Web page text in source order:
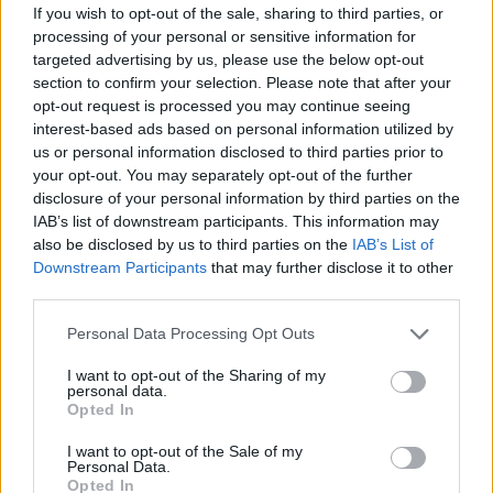
If you wish to opt-out of the sale, sharing to third parties, or
processing of your personal or sensitive information for
targeted advertising by us, please use the below opt-out
section to confirm your selection. Please note that after your
opt-out request is processed you may continue seeing
interest-based ads based on personal information utilized by
us or personal information disclosed to third parties prior to
your opt-out. You may separately opt-out of the further
disclosure of your personal information by third parties on the
IAB’s list of downstream participants. This information may
also be disclosed by us to third parties on the IAB’s List of
Downstream Participants that may further disclose it to other
Personal Data Processing Opt Outs
I want to opt-out of the Sharing of my
personal data.
Opted In
I want to opt-out of the Sale of my
Personal Data.
Opted In